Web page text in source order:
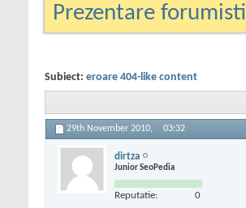
Prezentare forumisti
Subiect: eroare 404-like content
29th November 2010, 03:32
dirtza
Junior SeoPedia
Reputatie: 0